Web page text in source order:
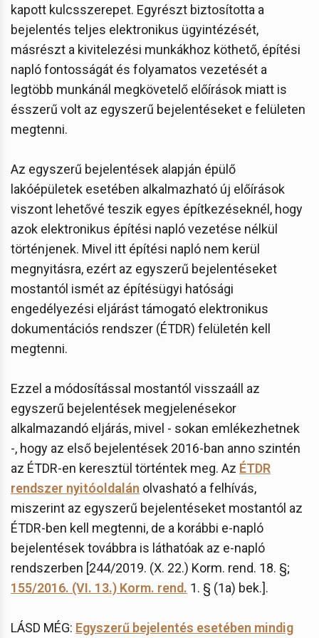
kapott kulcsszerepet. Egyrészt biztosította a
bejelentés teljes elektronikus ügyintézését,
másrészt a kivitelezési munkákhoz köthető, építési
napló fontosságát és folyamatos vezetését a
legtöbb munkánál megkövetelő előírások miatt is
ésszerű volt az egyszerű bejelentéseket e felületen
megtenni.
Az egyszerű bejelentések alapján épülő
lakóépületek esetében alkalmazható új előírások
viszont lehetővé teszik egyes építkezéseknél, hogy
azok elektronikus építési napló vezetése nélkül
történjenek. Mivel itt építési napló nem kerül
megnyitásra, ezért az egyszerű bejelentéseket
mostantól ismét az építésügyi hatósági
engedélyezési eljárást támogató elektronikus
dokumentációs rendszer (ÉTDR) felületén kell
megtenni.
Ezzel a módosítással mostantól visszaáll az
egyszerű bejelentések megjelenésekor
alkalmazandó eljárás, mivel - sokan emlékezhetnek
-, hogy az első bejelentések 2016-ban anno szintén
az ÉTDR-en keresztül történtek meg. Az ÉTDR
rendszer nyitóoldalán olvasható a felhívás,
miszerint az egyszerű bejelentéseket mostantól az
ÉTDR-ben kell megtenni, de a korábbi e-napló
bejelentések továbbra is láthatóak az e-napló
rendszerben [244/2019. (X. 22.) Korm. rend. 18. §;
155/2016. (VI. 13.) Korm. rend. 1. § (1a) bek.].
LÁSD MÉG: Egyszerű bejelentés esetében mindig